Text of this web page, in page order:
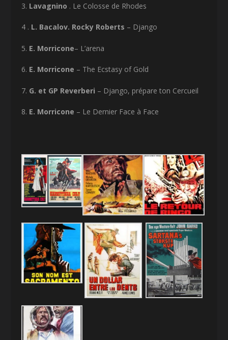
3. Lavagnino . Le Colosse de Rhodes
4 . L. Bacalov. Rocky Roberts – Django
5. E. Morricone– L’arena
6. E. Morricone – The Ecstasy of Gold
7. G. et GP Reverberi – Django, prépare ton Cercueil
8. E. Morricone – Le Dernier Face à Face